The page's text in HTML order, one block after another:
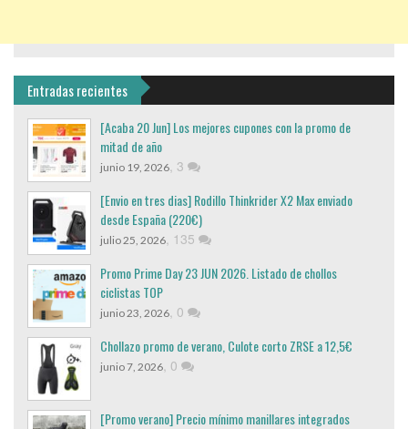
Entradas recientes
[Acaba 20 Jun] Los mejores cupones con la promo de
mitad de año
junio 19, 2026, 3
[Envio en tres dias] Rodillo Thinkrider X2 Max enviado
desde España (220€)
julio 25, 2026, 135
Promo Prime Day 23 JUN 2026. Listado de chollos
ciclistas TOP
junio 23, 2026, 0
Chollazo promo de verano, Culote corto ZRSE a 12,5€
junio 7, 2026, 0
[Promo verano] Precio mínimo manillares integrados